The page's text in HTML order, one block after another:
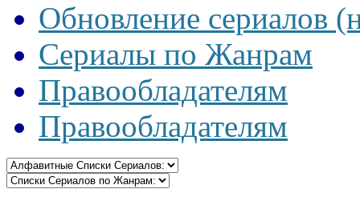
Обновление сериалов
Сериалы по Жанрам
Правообладателям
Правообладателям